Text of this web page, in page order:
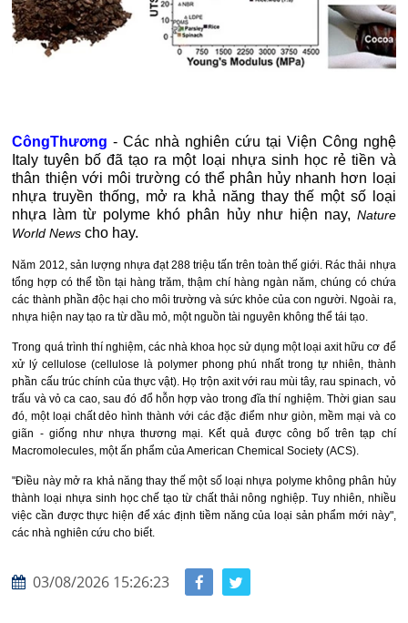
CôngThương -Các nhà nghiên cứu tại Viện Công nghệ
Italy tuyên bố đã tạo ra một loại nhựa sinh học rẻ tiền và
thân thiện với môi trường có thể phân hủy nhanh hơn loại
nhựa truyền thống, mở ra khả năng thay thế một số loại
nhựa làm từ polyme khó phân hủy như hiện nay, Nature
World Newscho hay.
Năm 2012, sản lượng nhựa đạt 288 triệu tấn trên toàn thế giới. Rác thải nhựa
tổng hợp có thể tồn tại hàng trăm, thậm chí hàng ngàn năm, chúng có chứa
các thành phần độc hại cho môi trường và sức khỏe của con người. Ngoài ra,
nhựa hiện nay tạo ra từ dầu mỏ, một nguồn tài nguyên không thể tái tạo.
Trong quá trình thí nghiệm, các nhà khoa học sử dụng một loại axit hữu cơ để
xử lý cellulose (cellulose là polymer phong phú nhất trong tự nhiên, thành
phần cấu trúc chính của thực vật). Họ trộn axit với rau mùi tây, rau spinach, vỏ
trấu và vỏ ca cao, sau đó đổ hỗn hợp vào trong đĩa thí nghiệm. Thời gian sau
đó, một loại chất dẻo hình thành với các đặc điểm như giòn, mềm mại và co
giãn - giống như nhựa thương mại. Kết quả được công bố trên tạp chí
Macromolecules, một ấn phẩm của American Chemical Society (ACS).
"Điều này mở ra khả năng thay thế một số loại nhựa polyme không phân hủy
thành loại nhựa sinh học chế tạo từ chất thải nông nghiệp. Tuy nhiên, nhiều
việc cần được thực hiện để xác định tiềm năng của loại sản phẩm mới này",
các nhà nghiên cứu cho biết.
03/08/2026 15:26:23